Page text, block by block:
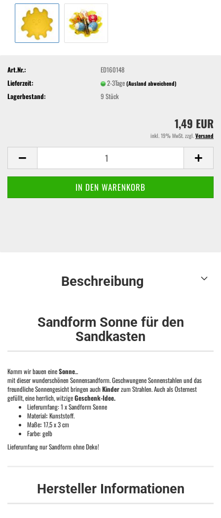
Art.Nr.:
ED160148
Lieferzeit:
2-3Tage(Ausland abweichend)
Lagerbestand: 9Stück
1,49 EUR
inkl. 19% MwSt. zzgl.Versand
Beschreibung
Sandform Sonne für den
Sandkasten
Komm wir bauen eineSonne...
mit dieser wunderschönen Sonnensandform. Geschwungene Sonnenstahlen und das
freundliche Sonnengesicht bringen auchKinderzum Strahlen. Auch als Osternest
gefüllt, eine herrlich, witzigeGeschenk-Idee.
Lieferumfang: 1 x Sandform Sonne
Material: Kunststoff.
Maße: 17,5 x 3 cm
Farbe: gelb
Lieferumfang nur Sandform ohne Deko!
Hersteller Informationen